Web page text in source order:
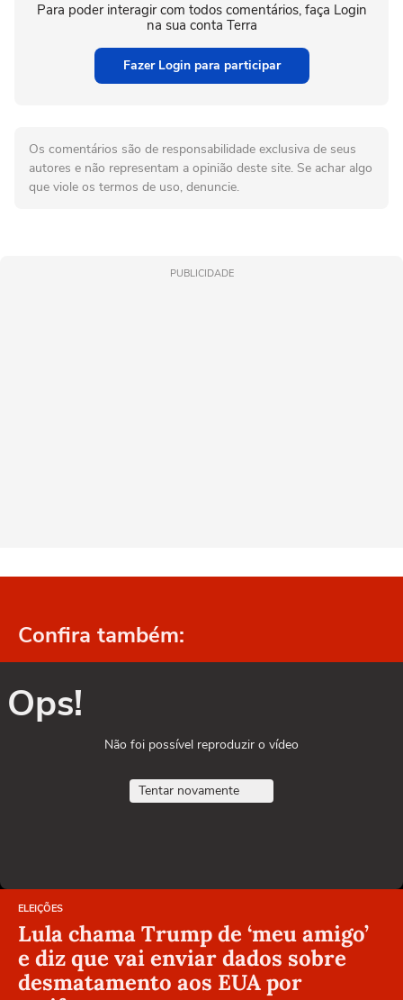
Para poder interagir com todos comentários, faça Login
na sua conta Terra
Fazer Login para participar
Os comentários são de responsabilidade exclusiva de seus
autores e não representam a opinião deste site. Se achar algo
que viole os termos de uso, denuncie.
PUBLICIDADE
Confira também:
Ops!
Não foi possível reproduzir o vídeo
Tentar novamente
ELEIÇÕES
Lula chama Trump de ‘meu amigo’
e diz que vai enviar dados sobre
desmatamento aos EUA por